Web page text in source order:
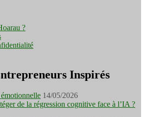
?
Inspirés
14/05/2026
de la régression cognitive face à l’IA ?